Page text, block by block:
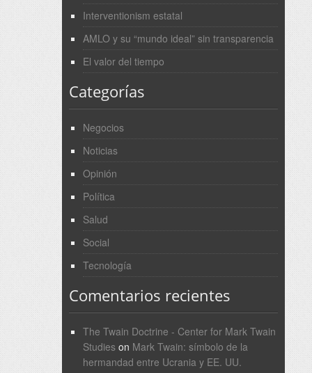
Interventionism estatal
AMLO y su “mundo ideal” sin transparencia
El valor del tiempo
Categorías
Negocios
Noticias
Opinión
Política
Salud
Social
Tecnología
Comentarios recientes
The Twain Doctrine - Center for Mark Twain
Studieson Mark Twain: símbolo de la
hermandad entre Ucrania y EE. UU.